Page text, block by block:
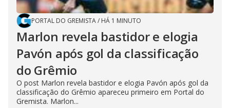
PORTAL DO GREMISTA/ HÁ 1 MINUTO
Marlon revela bastidor e elogia
Pavón após gol da classificação
do Grêmio
O post Marlon revela bastidor e elogia Pavón após gol da
classificação do Grêmio apareceu primeiro em Portal do
Gremista. Marlon...